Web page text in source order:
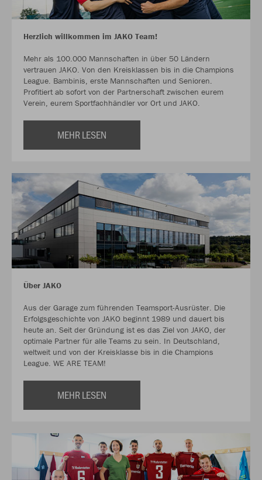
Herzlich willkommen im JAKO Team!
Mehr als 100.000 Mannschaften in über 50 Ländern
vertrauen JAKO. Von den Kreisklassen bis in die Champions
League. Bambinis, erste Mannschaften und Senioren.
Profitiert ab sofort von der Partnerschaft zwischen eurem
Verein, eurem Sportfachhändler vor Ort und JAKO.
MEHR LESEN
Über JAKO
Aus der Garage zum führenden Teamsport-Ausrüster. Die
Erfolgsgeschichte von JAKO beginnt 1989 und dauert bis
heute an. Seit der Gründung ist es das Ziel von JAKO, der
optimale Partner für alle Teams zu sein. In Deutschland,
weltweit und von der Kreisklasse bis in die Champions
League. WE ARE TEAM!
MEHR LESEN